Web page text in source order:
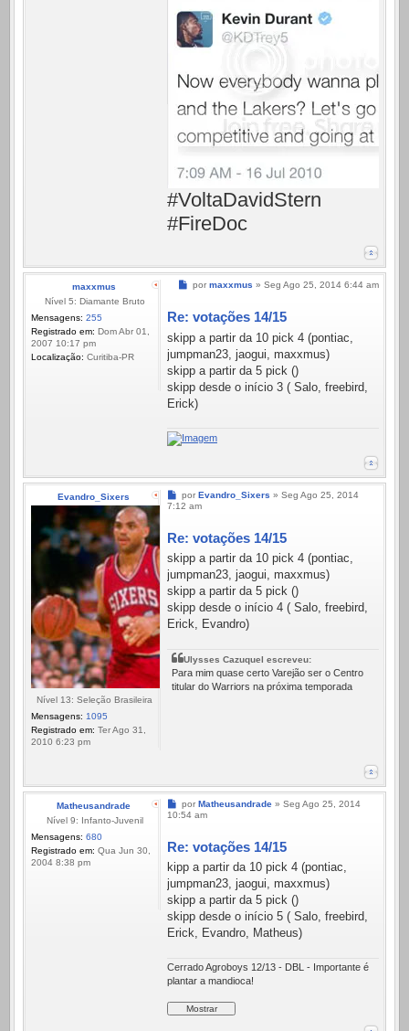
#VoltaDavidStern
#FireDoc
maxxmus
Nível 5: Diamante Bruto
Mensagens: 255
Registrado em: Dom Abr 01,
2007 10:17 pm
Localização: Curitiba-PR
Mensagem
por maxxmus » Seg Ago 25, 2014 6:44 am
Re: votações 14/15
skipp a partir da 10 pick 4 (pontiac,
jumpman23, jaogui, maxxmus)
skipp a partir da 5 pick ()
skipp desde o início 3 ( Salo, freebird,
Erick)
Evandro_Sixers
Nível 13: Seleção Brasileira
Mensagens: 1095
Registrado em: Ter Ago 31,
2010 6:23 pm
Mensagem
por Evandro_Sixers » Seg Ago 25, 2014
7:12 am
Re: votações 14/15
skipp a partir da 10 pick 4 (pontiac,
jumpman23, jaogui, maxxmus)
skipp a partir da 5 pick ()
skipp desde o início 4 ( Salo, freebird,
Erick, Evandro)
Ulysses Cazuquel escreveu:
Para mim quase certo Varejão ser o Centro
titular do Warriors na próxima temporada
Matheusandrade
Nível 9: Infanto-Juvenil
Mensagens: 680
Registrado em: Qua Jun 30,
2004 8:38 pm
Mensagem
por Matheusandrade» Seg Ago 25, 2014
10:54 am
Re: votações 14/15
kipp a partir da 10 pick 4 (pontiac,
jumpman23, jaogui, maxxmus)
skipp a partir da 5 pick ()
skipp desde o início 5 ( Salo, freebird,
Erick, Evandro, Matheus)
Cerrado Agroboys 12/13 - DBL - Importante é
plantar a mandioca!